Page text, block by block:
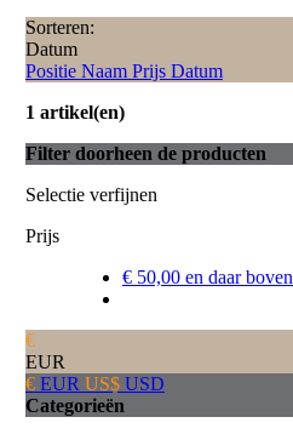
Sorteren:
Datum
Positie Naam Prijs Datum
1 artikel(en)
Filter doorheen de producten
Selectie verfijnen
Prijs
€ 50,00en daar boven
€
EUR
€EUR US$USD
Categorieën